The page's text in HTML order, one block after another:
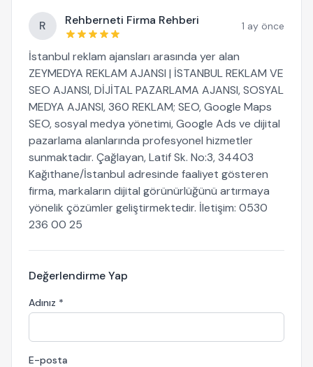
R Rehberneti Firma Rehberi 1 ay önce
İstanbul reklam ajansları arasında yer alan
ZEYMEDYA REKLAM AJANSI | İSTANBUL REKLAM VE
SEO AJANSI, DİJİTAL PAZARLAMA AJANSI, SOSYAL
MEDYA AJANSI, 360 REKLAM; SEO, Google Maps
SEO, sosyal medya yönetimi, Google Ads ve dijital
pazarlama alanlarında profesyonel hizmetler
sunmaktadır. Çağlayan, Latif Sk. No:3, 34403
Kağıthane/İstanbul adresinde faaliyet gösteren
firma, markaların dijital görünürlüğünü artırmaya
yönelik çözümler geliştirmektedir. İletişim: 0530
236 00 25
Değerlendirme Yap
Adınız *
E-posta